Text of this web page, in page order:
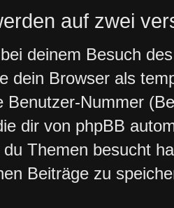
auf zwei
deinem Besuch
dein Browser als
Benutzer-Nummer
dir von phpBB
Themen besucht
Beiträge zu